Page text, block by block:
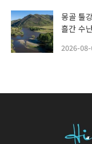
몽골 툴
흘간 수
2026-